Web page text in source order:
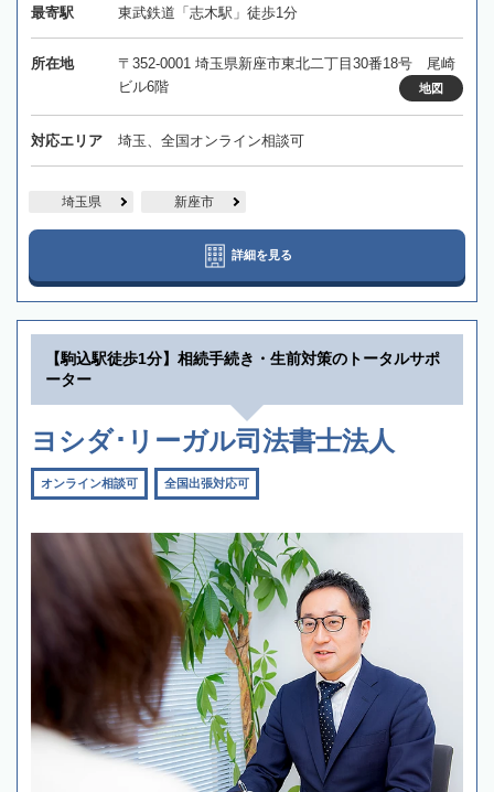
最寄駅 東武鉄道「志木駅」徒歩1分
所在地
〒352-0001 埼玉県新座市東北二丁目30番18号 尾崎
ビル6階
地図
対応エリア 埼玉、全国オンライン相談可
埼玉県 新座市
詳細を見る
【駒込駅徒歩1分】相続手続き・生前対策のトータルサポ
ーター
ヨシダ･リーガル司法書士法人
オンライン相談可 全国出張対応可